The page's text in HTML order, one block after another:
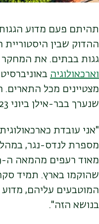
תהיתם פעם מדוע
ההדוק שבין
גגות בבתים. את המחקר
וארכאולוגיה
מצטיינים מכל
שנערך בבר-אילן ביוני 2023.
מספרת לנדס-נגר,
שהוקמו בארץ. תמיד
המוטבעים עליהם,
בנושא הזה".